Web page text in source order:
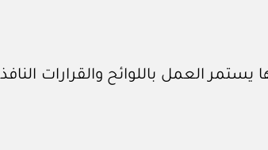
العمل باللوائح والقرارات